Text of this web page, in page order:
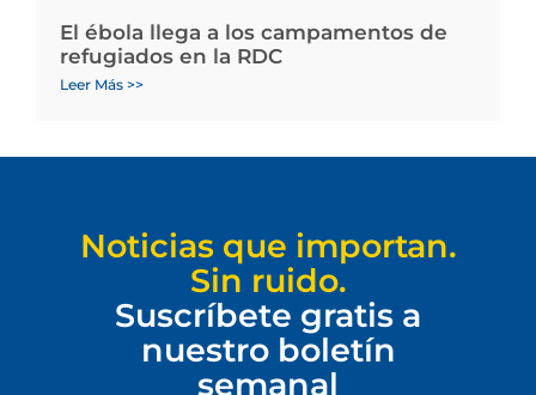
El ébola llega a los campamentos de
refugiados en la RDC
Leer Más >>
Noticias que importan.
Sin ruido.
Suscríbete gratis a
nuestro boletín
semanal